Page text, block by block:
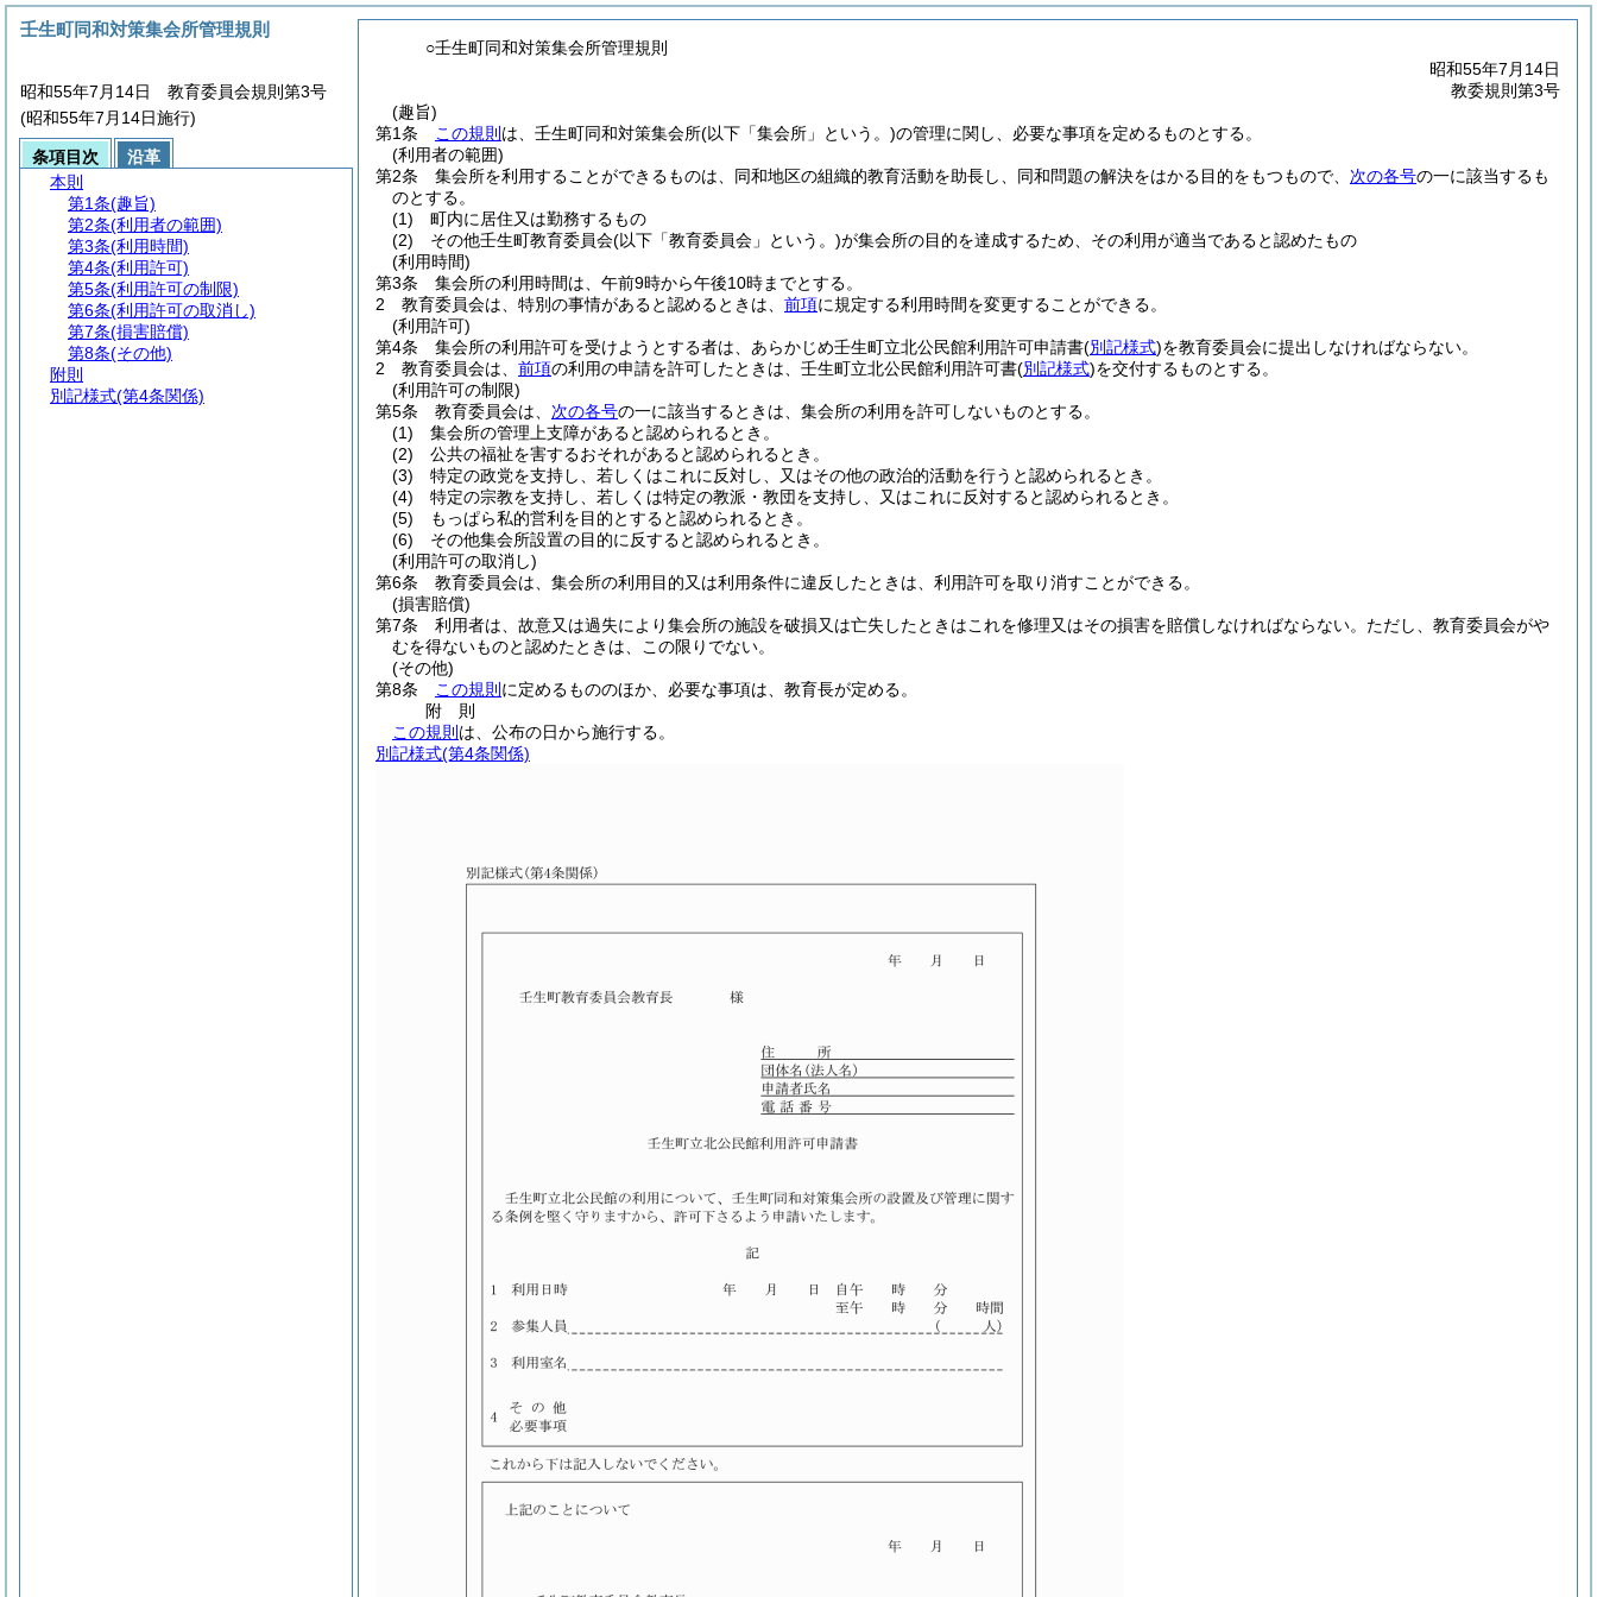
○壬生町同和対策集会所管理規則
昭和55年7月14日
教委規則第3号
(趣旨)
第1条
この規則 は、壬生町同和対策集会所(以下「集会所」という。)の管理に関し、必要な事項を定めるものとする。
(利用者の範囲)
第2条
集会所を利用することができるものは、同和地区の組織的教育活動を助長し、同和問題の解決をはかる目的をもつもので、 次の各号の一に該当するも
のとする。
(1)
町内に居住又は勤務するもの
(2)
その他壬生町教育委員会(以下「教育委員会」という。)が集会所の目的を達成するため、その利用が適当であると認めたもの
(利用時間)
第3条
集会所の利用時間は、午前9時から午後10時までとする。
2
教育委員会は、特別の事情があると認めるときは、 前項に規定する利用時間を変更することができる。
(利用許可)
第4条
集会所の利用許可を受けようとする者は、あらかじめ壬生町立北公民館利用許可申請書(別記様式)を教育委員会に提出しなければならない。
2
教育委員会は、 前項の利用の申請を許可したときは、壬生町立北公民館利用許可書(別記様式)を交付するものとする。
(利用許可の制限)
第5条
教育委員会は、 次の各号の一に該当するときは、集会所の利用を許可しないものとする。
(1)
集会所の管理上支障があると認められるとき。
(2)
公共の福祉を害するおそれがあると認められるとき。
(3)
特定の政党を支持し、若しくはこれに反対し、又はその他の政治的活動を行うと認められるとき。
(4)
特定の宗教を支持し、若しくは特定の教派・教団を支持し、又はこれに反対すると認められるとき。
(5)
もっぱら私的営利を目的とすると認められるとき。
(6)
その他集会所設置の目的に反すると認められるとき。
(利用許可の取消し)
第6条
教育委員会は、集会所の利用目的又は利用条件に違反したときは、利用許可を取り消すことができる。
(損害賠償)
第7条
利用者は、故意又は過失により集会所の施設を破損又は亡失したときはこれを修理又はその損害を賠償しなければならない。 ただし、教育委員会がや
むを得ないものと認めたときは、この限りでない。
(その他)
第8条
この規則 に定めるもののほか、必要な事項は、教育長が定める。
附 則
この規則 は、公布の日から施行する。
別記様式(第4条関係)
壬生町同和対策集会所管理規則
昭和55年7月14日 教育委員会規則第3号
(昭和55年7月14日施行)
条項目次
沿革
本則
第1条(趣旨)
第2条(利用者の範囲)
第3条(利用時間)
第4条(利用許可)
第5条(利用許可の制限)
第6条(利用許可の取消し)
第7条(損害賠償)
第8条(その他)
附則
別記様式(第4条関係)